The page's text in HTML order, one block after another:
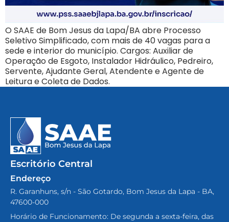
O SAAE de Bom Jesus da Lapa/BA abre Processo
Seletivo Simplificado, com mais de 40 vagas para a
sede e interior do município. Cargos: Auxiliar de
Operação de Esgoto, Instalador Hidráulico, Pedreiro,
Servente, Ajudante Geral, Atendente e Agente de
Leitura e Coleta de Dados.
Escritório Central
Endereço
R. Garanhuns, s/n - São Gotardo, Bom Jesus da Lapa - BA,
47600-000
Horário de Funcionamento: De segunda a sexta-feira, das